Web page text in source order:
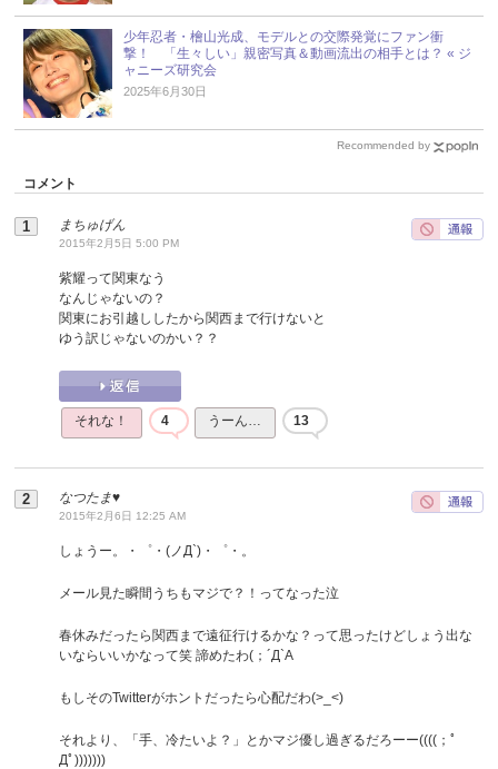
少年忍者・檜山光成、モデルとの交際発覚にファン衝
撃！ 「生々しい」親密写真＆動画流出の相手とは？ « ジ
ャニーズ研究会
2025年6月30日
Recommended by
コメント
まちゅげん
2015年2月5日 5:00 PM
紫耀って関東なう
なんじゃないの？
関東にお引越ししたから関西まで行けないと
ゆう訳じゃないのかい？？
それな！ 4 うーん… 13
なつたま♥
2015年2月6日 12:25 AM
しょうー。・゜・(ノД`)・゜・。
メール見た瞬間うちもマジで？！ってなった泣
春休みだったら関西まで遠征行けるかな？って思ったけどしょう出な
いならいいかなって笑 諦めたわ(；´Д`A
もしそのTwitterがホントだったら心配だわ(>_<)
それより、「手、冷たいよ？」とかマジ優し過ぎるだろーー((((；ﾟ
Дﾟ)))))))